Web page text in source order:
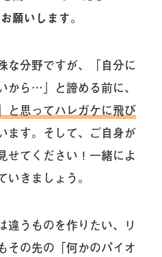
願いします。
な分野ですが、「自分に
から…」と諦める前に、
と思ってハレガケに飛び
ます。そして、ご自身が
せてください！一緒によ
きましょう。
違うものを作りたい、リ
その先の「何かのパイオ